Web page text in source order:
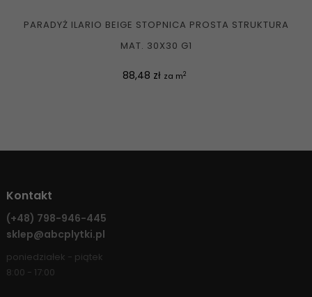
PARADYŻ ILARIO BEIGE STOPNICA PROSTA STRUKTURA
MAT. 30X30 G1
Cena
88,48 zł za m2
Kontakt
(+48) 798-946-445
sklep@abcplytki.pl
poniedziałek - piątek
8:00 - 17:00